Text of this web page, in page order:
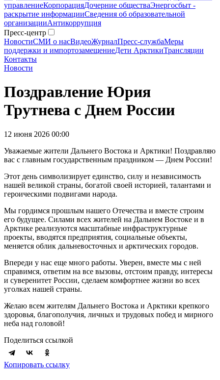
управлениеКорпорацияДочерние обществаЭнергосбыт -
раскрытие информацииСведения об образовательной
организацииАнтикоррупция
Пресс-центр
НовостиСМИ о насВидеоЖурналПресс-службаМеры
поддержки и импортозамещениеДети АрктикиТрансляции
Контакты
Новости
Поздравление Юрия
Трутнева с Днем России
12 июня 2026 00:00
Уважаемые жители Дальнего Востока и Арктики! Поздравляю
вас с главным государственным праздником — Днем России!
Этот день символизирует единство, силу и независимость
нашей великой страны, богатой своей историей, талантами и
героическими подвигами народа.
Мы гордимся прошлым нашего Отечества и вместе строим
его будущее. Силами всех жителей на Дальнем Востоке и в
Арктике реализуются масштабные инфраструктурные
проекты, вводятся предприятия, социальные объекты,
меняется облик дальневосточных и арктических городов.
Впереди у нас еще много работы. Уверен, вместе мы с ней
справимся, ответим на все вызовы, отстоим правду, интересы
и суверенитет России, сделаем комфортнее жизни во всех
уголках нашей страны.
Желаю всем жителям Дальнего Востока и Арктики крепкого
здоровья, благополучия, личных и трудовых побед и мирного
неба над головой!
Поделиться ссылкой
Копировать ссылку